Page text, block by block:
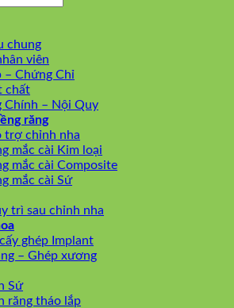
chung
viên
– Chứng Chỉ
chất
Chính – Nội Quy
răng
trợ chỉnh nha
mắc cài Kim loại
mắc cài Composite
mắc cài Sứ
trì sau chỉnh nha
ghép Implant
– Ghép xương
Sứ
răng tháo lắp